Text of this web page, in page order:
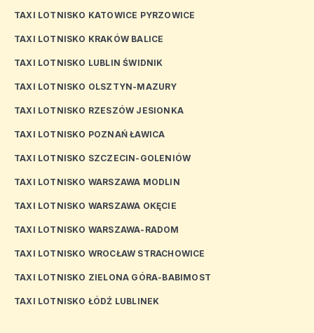
TAXI LOTNISKO KATOWICE PYRZOWICE
TAXI LOTNISKO KRAKÓW BALICE
TAXI LOTNISKO LUBLIN ŚWIDNIK
TAXI LOTNISKO OLSZTYN-MAZURY
TAXI LOTNISKO RZESZÓW JESIONKA
TAXI LOTNISKO POZNAŃ ŁAWICA
TAXI LOTNISKO SZCZECIN-GOLENIÓW
TAXI LOTNISKO WARSZAWA MODLIN
TAXI LOTNISKO WARSZAWA OKĘCIE
TAXI LOTNISKO WARSZAWA-RADOM
TAXI LOTNISKO WROCŁAW STRACHOWICE
TAXI LOTNISKO ZIELONA GÓRA-BABIMOST
TAXI LOTNISKO ŁÓDŹ LUBLINEK